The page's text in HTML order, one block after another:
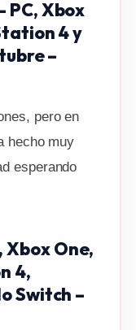
PC, Xbox
4 y
–
pero en
hecho muy
esperando
Xbox One,
4,
Switch –